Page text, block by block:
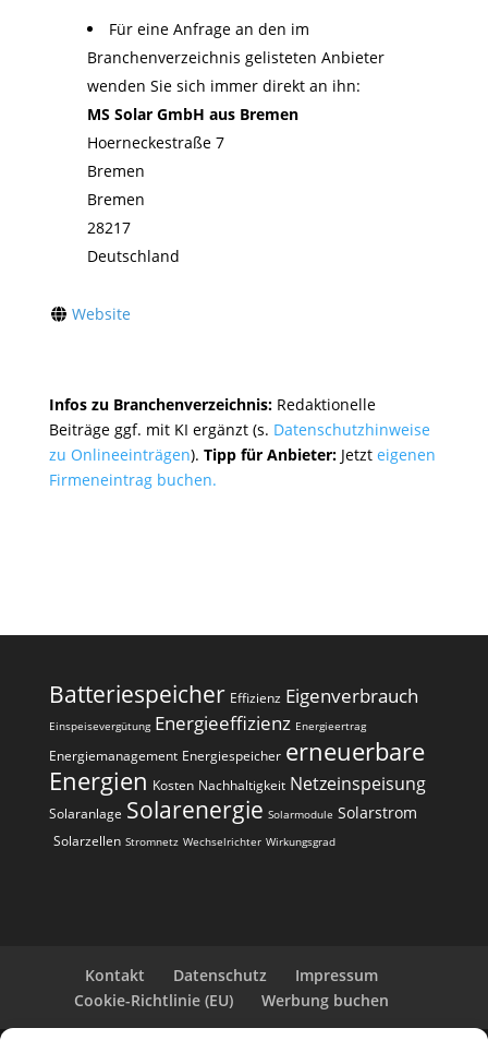
Für eine Anfrage an den im
Branchenverzeichnis gelisteten Anbieter
wenden Sie sich immer direkt an ihn:
MS Solar GmbH aus Bremen
Hoerneckestraße 7
Bremen
Bremen
28217
Deutschland
Website
Infos zu Branchenverzeichnis: Redaktionelle
Beiträge ggf. mit KI ergänzt (s. Datenschutzhinweise
zu Onlineeinträgen). Tipp für Anbieter:Jetzt eigenen
Firmeneintrag buchen.
Batteriespeicher Effizienz Eigenverbrauch
Einspeisevergütung Energieeffizienz Energieertrag
Energiemanagement Energiespeicher erneuerbare
Energien Kosten Nachhaltigkeit Netzeinspeisung
Solaranlage Solarenergie Solarmodule Solarstrom
Solarzellen Stromnetz Wechselrichter Wirkungsgrad
Kontakt Datenschutz
Impressum
Cookie-Richtlinie (EU)
Werbung buchen